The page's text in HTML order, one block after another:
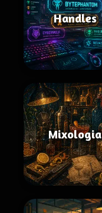
Handles
Mixologia